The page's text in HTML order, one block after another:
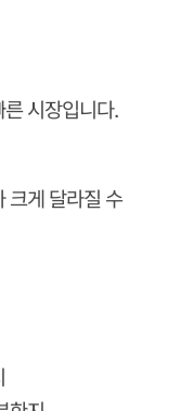
시장입니다.
크게 달라질 수